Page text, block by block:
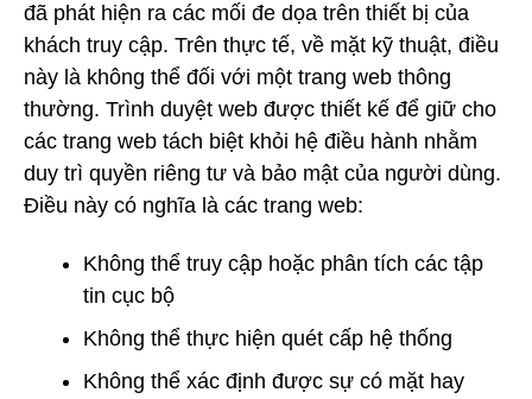
đã phát hiện ra các mối đe dọa trên thiết bị của
khách truy cập. Trên thực tế, về mặt kỹ thuật, điều
này là không thể đối với một trang web thông
thường. Trình duyệt web được thiết kế để giữ cho
các trang web tách biệt khỏi hệ điều hành nhằm
duy trì quyền riêng tư và bảo mật của người dùng.
Điều này có nghĩa là các trang web:
Không thể truy cập hoặc phân tích các tập
tin cục bộ
Không thể thực hiện quét cấp hệ thống
Không thể xác định được sự có mặt hay